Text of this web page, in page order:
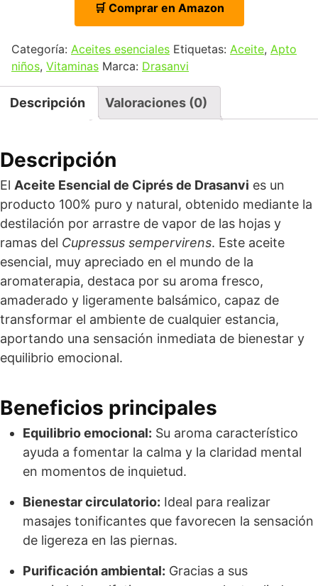
🛒 Comprar en Amazon
Categoría: Aceites esenciales Etiquetas: Aceite, Apto
niños, Vitaminas Marca: Drasanvi
Descripción Valoraciones (0)
Descripción
El Aceite Esencial de Ciprés de Drasanvi es un
producto 100% puro y natural, obtenido mediante la
destilación por arrastre de vapor de las hojas y
ramas del Cupressus sempervirens. Este aceite
esencial, muy apreciado en el mundo de la
aromaterapia, destaca por su aroma fresco,
amaderado y ligeramente balsámico, capaz de
transformar el ambiente de cualquier estancia,
aportando una sensación inmediata de bienestar y
equilibrio emocional.
Beneficios principales
Equilibrio emocional: Su aroma característico
ayuda a fomentar la calma y la claridad mental
en momentos de inquietud.
Bienestar circulatorio: Ideal para realizar
masajes tonificantes que favorecen la sensación
de ligereza en las piernas.
Purificación ambiental: Gracias a sus